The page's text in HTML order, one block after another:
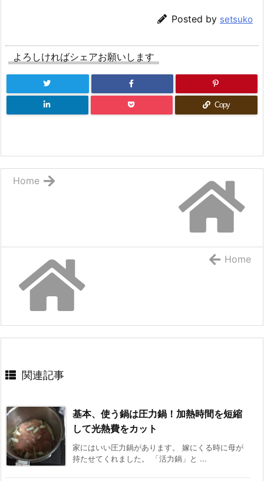
Posted by setsuko
よろしければシェアお願いします
Copy
Home
Home
関連記事
基本、使う鍋は圧力鍋！加熱時間を短縮
して光熱費をカット
家にはいい圧力鍋があります。 嫁にくる時に母が
持たせてくれました。 「活力鍋」と ...